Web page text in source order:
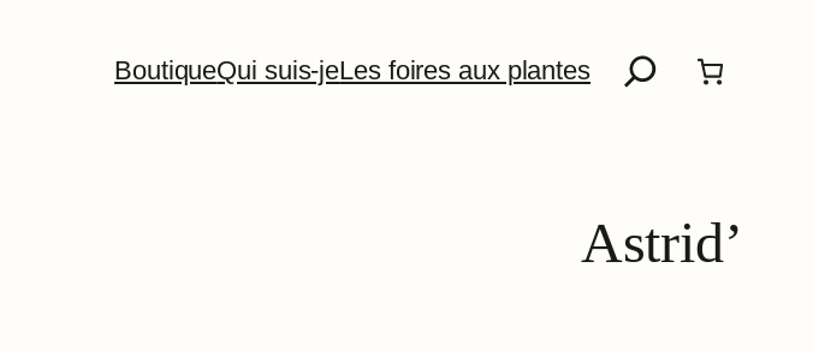
BoutiqueQui suis-jeLes foires aux plantes
Recherche
Astrid’